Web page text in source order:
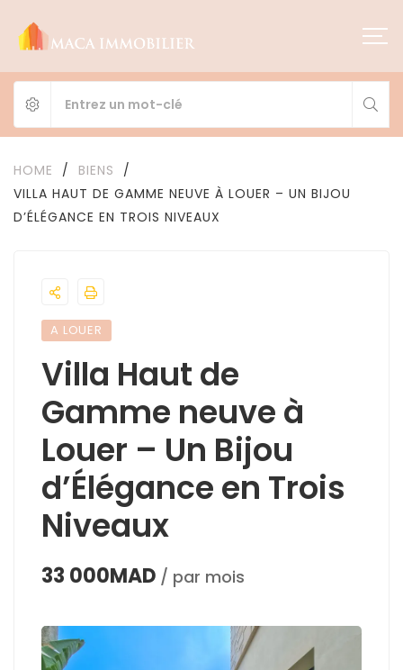
HOME / BIENS
/
VILLA HAUT DE GAMME NEUVE À LOUER – UN BIJOU
D’ÉLÉGANCE EN TROIS NIVEAUX
A LOUER
Villa Haut de
Gamme neuve à
Louer – Un Bijou
d’Élégance en Trois
Niveaux
33 000MAD / par mois